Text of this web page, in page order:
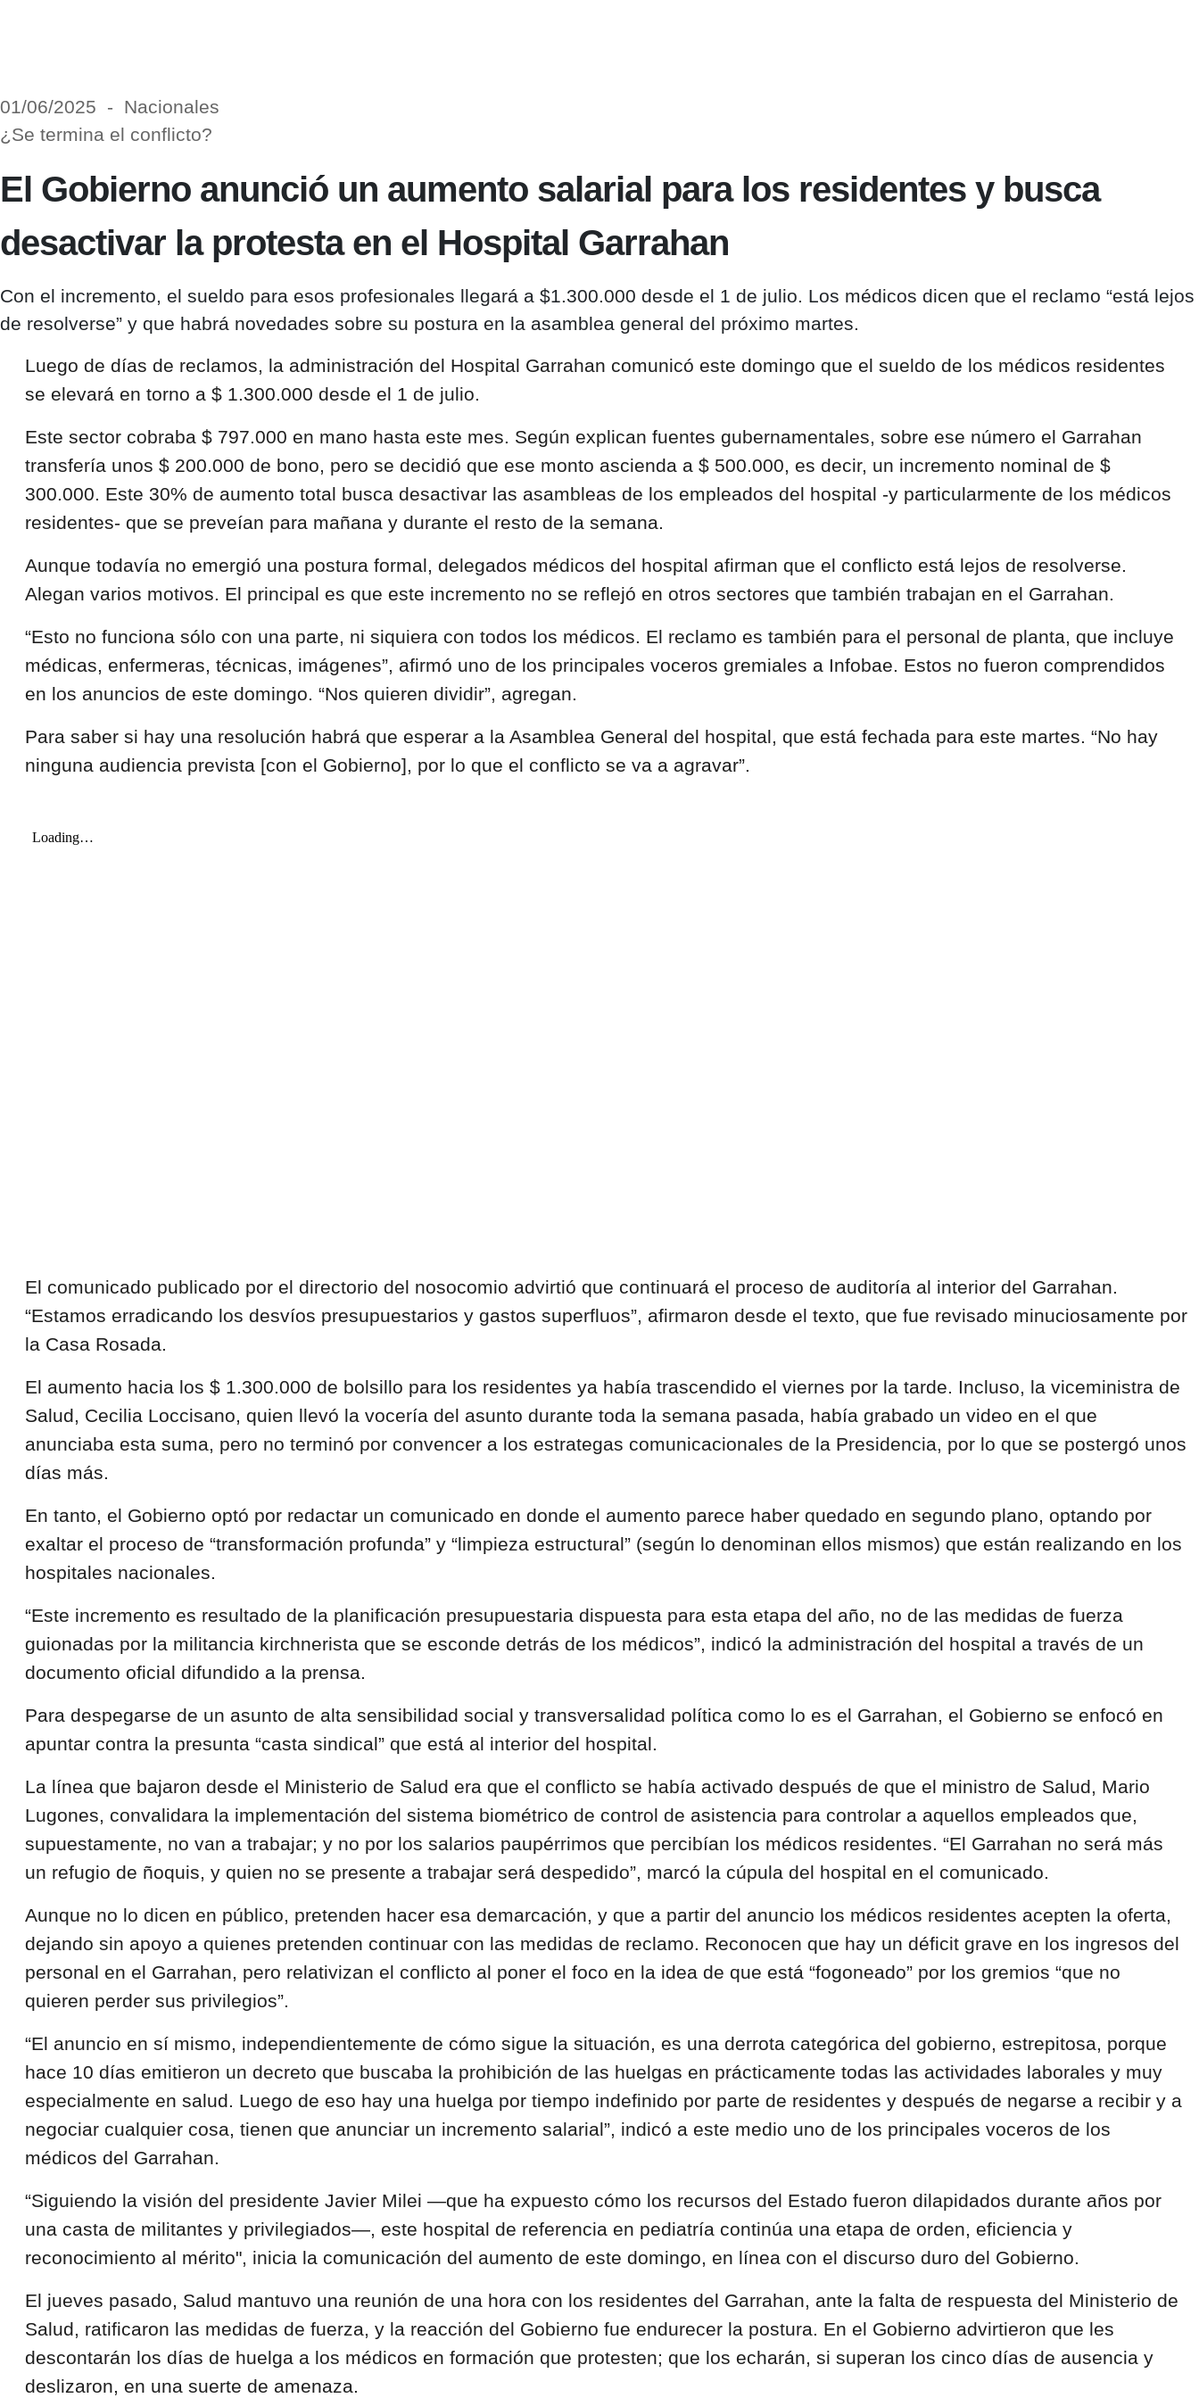
01/06/2025 - Nacionales
¿Se termina el conflicto?
El Gobierno anunció un aumento salarial para los residentes y busca
desactivar la protesta en el Hospital Garrahan
Con el incremento, el sueldo para esos profesionales llegará a $1.300.000 desde el 1 de julio. Los médicos dicen que el reclamo “está lejos
de resolverse” y que habrá novedades sobre su postura en la asamblea general del próximo martes.
Luego de días de reclamos, la administración del Hospital Garrahan comunicó este domingo que el sueldo de los médicos residentes
se elevará en torno a $ 1.300.000 desde el 1 de julio.
Este sector cobraba $ 797.000 en mano hasta este mes. Según explican fuentes gubernamentales, sobre ese número el Garrahan
transfería unos $ 200.000 de bono, pero se decidió que ese monto ascienda a $ 500.000, es decir, un incremento nominal de $
300.000. Este 30% de aumento total busca desactivar las asambleas de los empleados del hospital -y particularmente de los médicos
residentes- que se preveían para mañana y durante el resto de la semana.
Aunque todavía no emergió una postura formal, delegados médicos del hospital afirman que el conflicto está lejos de resolverse.
Alegan varios motivos. El principal es que este incremento no se reflejó en otros sectores que también trabajan en el Garrahan.
“Esto no funciona sólo con una parte, ni siquiera con todos los médicos. El reclamo es también para el personal de planta, que incluye
médicas, enfermeras, técnicas, imágenes”, afirmó uno de los principales voceros gremiales a Infobae. Estos no fueron comprendidos
en los anuncios de este domingo. “Nos quieren dividir”, agregan.
Para saber si hay una resolución habrá que esperar a la Asamblea General del hospital, que está fechada para este martes. “No hay
ninguna audiencia prevista [con el Gobierno], por lo que el conflicto se va a agravar”.
El comunicado publicado por el directorio del nosocomio advirtió que continuará el proceso de auditoría al interior del Garrahan.
“Estamos erradicando los desvíos presupuestarios y gastos superfluos”, afirmaron desde el texto, que fue revisado minuciosamente por
la Casa Rosada.
El aumento hacia los $ 1.300.000 de bolsillo para los residentes ya había trascendido el viernes por la tarde. Incluso, la viceministra de
Salud, Cecilia Loccisano, quien llevó la vocería del asunto durante toda la semana pasada, había grabado un video en el que
anunciaba esta suma, pero no terminó por convencer a los estrategas comunicacionales de la Presidencia, por lo que se postergó unos
días más.
En tanto, el Gobierno optó por redactar un comunicado en donde el aumento parece haber quedado en segundo plano, optando por
exaltar el proceso de “transformación profunda” y “limpieza estructural” (según lo denominan ellos mismos) que están realizando en los
hospitales nacionales.
“Este incremento es resultado de la planificación presupuestaria dispuesta para esta etapa del año, no de las medidas de fuerza
guionadas por la militancia kirchnerista que se esconde detrás de los médicos”, indicó la administración del hospital a través de un
documento oficial difundido a la prensa.
Para despegarse de un asunto de alta sensibilidad social y transversalidad política como lo es el Garrahan, el Gobierno se enfocó en
apuntar contra la presunta “casta sindical” que está al interior del hospital.
La línea que bajaron desde el Ministerio de Salud era que el conflicto se había activado después de que el ministro de Salud, Mario
Lugones, convalidara la implementación del sistema biométrico de control de asistencia para controlar a aquellos empleados que,
supuestamente, no van a trabajar; y no por los salarios paupérrimos que percibían los médicos residentes. “El Garrahan no será más
un refugio de ñoquis, y quien no se presente a trabajar será despedido”, marcó la cúpula del hospital en el comunicado.
Aunque no lo dicen en público, pretenden hacer esa demarcación, y que a partir del anuncio los médicos residentes acepten la oferta,
dejando sin apoyo a quienes pretenden continuar con las medidas de reclamo. Reconocen que hay un déficit grave en los ingresos del
personal en el Garrahan, pero relativizan el conflicto al poner el foco en la idea de que está “fogoneado” por los gremios “que no
quieren perder sus privilegios”.
“El anuncio en sí mismo, independientemente de cómo sigue la situación, es una derrota categórica del gobierno, estrepitosa, porque
hace 10 días emitieron un decreto que buscaba la prohibición de las huelgas en prácticamente todas las actividades laborales y muy
especialmente en salud. Luego de eso hay una huelga por tiempo indefinido por parte de residentes y después de negarse a recibir y a
negociar cualquier cosa, tienen que anunciar un incremento salarial”, indicó a este medio uno de los principales voceros de los
médicos del Garrahan.
“Siguiendo la visión del presidente Javier Milei —que ha expuesto cómo los recursos del Estado fueron dilapidados durante años por
una casta de militantes y privilegiados—, este hospital de referencia en pediatría continúa una etapa de orden, eficiencia y
reconocimiento al mérito", inicia la comunicación del aumento de este domingo, en línea con el discurso duro del Gobierno.
El jueves pasado, Salud mantuvo una reunión de una hora con los residentes del Garrahan, ante la falta de respuesta del Ministerio de
Salud, ratificaron las medidas de fuerza, y la reacción del Gobierno fue endurecer la postura. En el Gobierno advirtieron que les
descontarán los días de huelga a los médicos en formación que protesten; que los echarán, si superan los cinco días de ausencia y
deslizaron, en una suerte de amenaza.